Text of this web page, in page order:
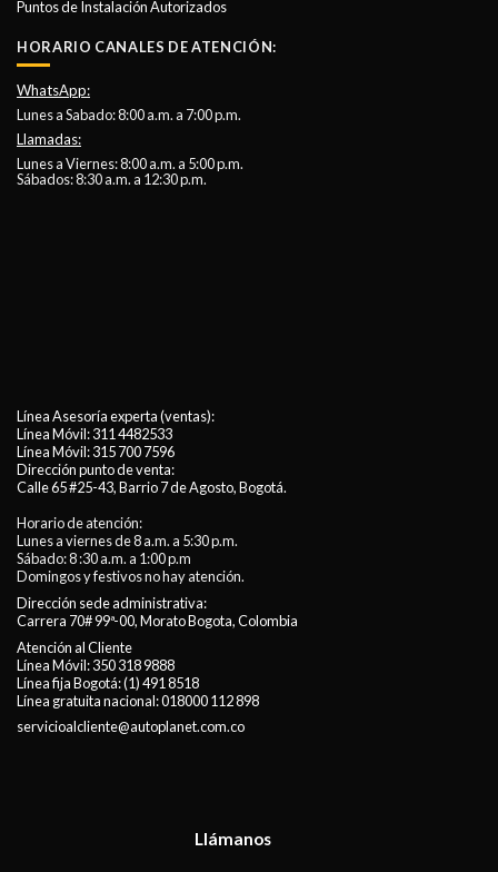
Puntos de Instalación Autorizados
HORARIO CANALES DE ATENCIÓN:
WhatsApp:
Lunes a Sabado: 8:00 a.m. a 7:00 p.m.
Llamadas:
Lunes a Viernes: 8:00 a.m. a 5:00 p.m.
Sábados: 8:30 a.m. a 12:30 p.m.
Línea Asesoría experta (ventas):
Línea Móvil:311 4482533
Línea Móvil:315 700 7596
Dirección punto de venta:
Calle 65 #25-43, Barrio 7 de Agosto, Bogotá.
Horario de atención:
Lunes a viernes de 8 a.m. a 5:30 p.m.
Sábado: 8 :30 a.m. a 1:00 p.m
Domingos y festivos no hay atención.
Dirección sede administrativa:
Carrera 70# 99ª-00, Morato Bogota, Colombia
Atención al Cliente
Línea Móvil:350 318 9888
Línea fija Bogotá:(1) 491 8518
Línea gratuita nacional:018000 112 898
servicioalcliente@autoplanet.com.co
Llámanos